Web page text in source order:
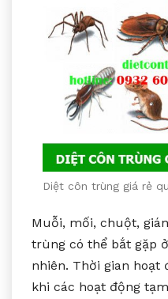
Diệt côn trùng giá rẻ
Muỗi, mối, chuột,
trùng có thể bắt gặp
nhiên. Thời gian hoạt
khi các hoạt động